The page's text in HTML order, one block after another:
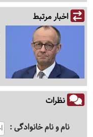
اخبار مرتبط
نظرات
نام و نام خانوادگی